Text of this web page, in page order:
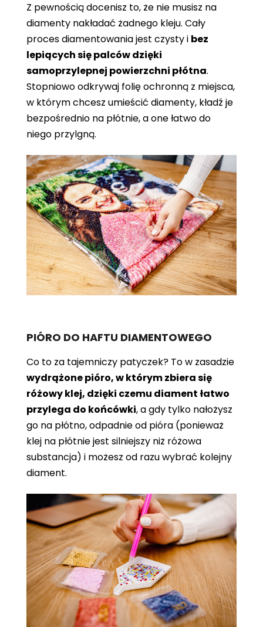
Z pewnością docenisz to, że nie musisz na
diamenty nakładać żadnego kleju. Cały
proces diamentowania jest czysty i bez
lepiących się palców dzięki
samoprzylepnej powierzchni płótna.
Stopniowo odkrywaj folię ochronną z miejsca,
w którym chcesz umieścić diamenty, kładź je
bezpośrednio na płótnie, a one łatwo do
niego przylgną.
PIÓRO DO HAFTU DIAMENTOWEGO
Co to za tajemniczy patyczek? To w zasadzie
wydrążone pióro, w którym zbiera się
różowy klej, dzięki czemu diament łatwo
przylega do końcówki, a gdy tylko nałożysz
go na płótno, odpadnie od pióra (ponieważ
klej na płótnie jest silniejszy niż różowa
substancja) i możesz od razu wybrać kolejny
diament.